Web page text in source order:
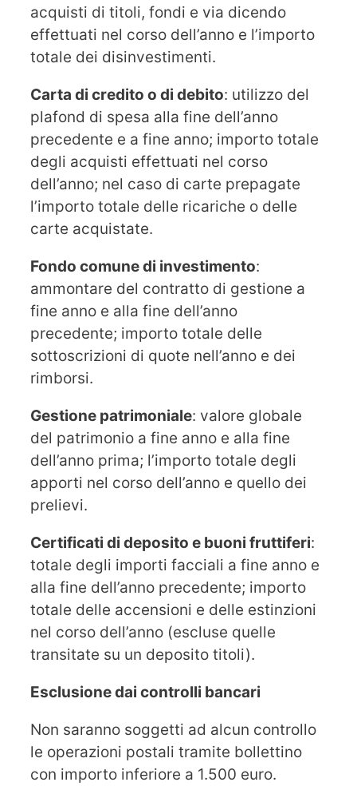
acquisti di titoli, fondi e via dicendo
effettuati nel corso dell’anno e l’importo
totale dei disinvestimenti.
Carta di credito o di debito: utilizzo del
plafond di spesa alla fine dell’anno
precedente e a fine anno; importo totale
degli acquisti effettuati nel corso
dell’anno; nel caso di carte prepagate
l’importo totale delle ricariche o delle
carte acquistate.
Fondo comune di investimento:
ammontare del contratto di gestione a
fine anno e alla fine dell’anno
precedente; importo totale delle
sottoscrizioni di quote nell’anno e dei
rimborsi.
Gestione patrimoniale: valore globale
del patrimonio a fine anno e alla fine
dell’anno prima; l’importo totale degli
apporti nel corso dell’anno e quello dei
prelievi.
Certificati di deposito e buoni fruttiferi:
totale degli importi facciali a fine anno e
alla fine dell’anno precedente; importo
totale delle accensioni e delle estinzioni
nel corso dell’anno (escluse quelle
transitate su un deposito titoli).
Esclusione dai controlli bancari
Non saranno soggetti ad alcun controllo
le operazioni postali tramite bollettino
con importo inferiore a 1.500 euro.